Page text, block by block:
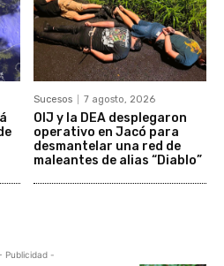
Sucesos 7 agosto, 2026
OIJ y la DEA desplegaron
operativo en Jacó para
desmantelar una red de
maleantes de alias “Diablo”
Publicidad -